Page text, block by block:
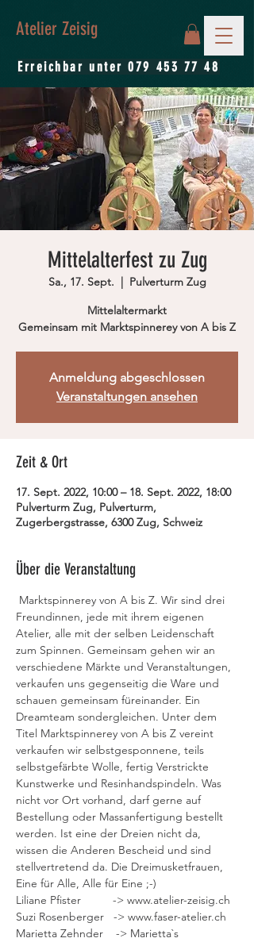
Erreichbar unter079 453 77 48
Atelier Zeisig
Mittelalterfest zu Zug
Sa., 17. Sept.
  |
Pulverturm Zug
Mittelaltermarkt
Gemeinsam mit Marktspinnerey von A bis Z
Anmeldung abgeschlossen
Veranstaltungen ansehen
Zeit & Ort
17. Sept. 2022, 10:00 – 18. Sept. 2022, 18:00
Pulverturm Zug, Pulverturm,
Zugerbergstrasse, 6300 Zug, Schweiz
Über die Veranstaltung
Marktspinnerey von A bis Z. Wir sind drei
Freundinnen, jede mit ihrem eigenen
Atelier, alle mit der selben Leidenschaft
zum Spinnen. Gemeinsam gehen wir an
verschiedene Märkte und Veranstaltungen,
verkaufen uns gegenseitig die Ware und
schauen gemeinsam füreinander. Ein
Dreamteam sondergleichen. Unter dem
Titel Marktspinnerey von A bis Z vereint
verkaufen wir selbstgesponnene, teils
selbstgefärbte Wolle, fertig Verstrickte
Kunstwerke und Resinhandspindeln. Was
nicht vor Ort vorhand, darf gerne auf
Bestellung oder Massanfertigung bestellt
werden. Ist eine der Dreien nicht da,
wissen die Anderen Bescheid und sind
stellvertretend da. Die Dreimusketfrauen,
Eine für Alle, Alle für Eine ;-)
Liliane Pfister          -> www.atelier-zeisig.ch
Suzi Rosenberger   -> www.faser-atelier.ch
Marietta Zehnder    -> Marietta`s